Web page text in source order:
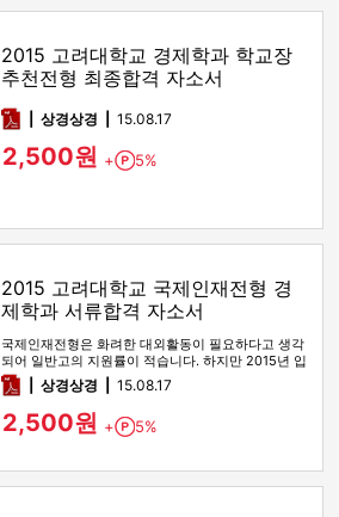
2015 고려대학교 경제학과 학교장
추천전형 최종합격 자소서
pdf상경상경 15.08.17
2,500원 + Point
5%
2015 고려대학교 국제인재전형 경
제학과 서류합격 자소서
국제인재전형은 화려한 대외활동이 필요하다고 생각
되어 일반고의 지원률이 적습니다. 하지만 2015년 입
시 때 고려대학교에서 한…
pdf상경상경 15.08.17
2,500원 + Point
5%